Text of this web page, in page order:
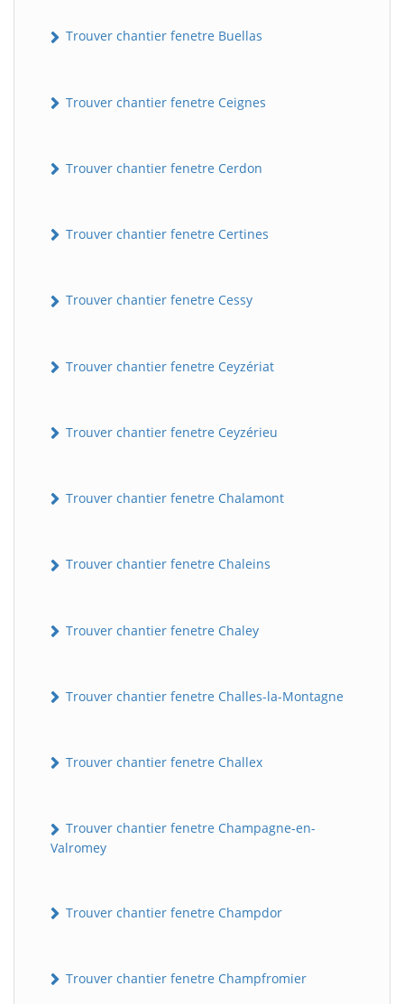
Trouver chantier fenetre Buellas
Trouver chantier fenetre Ceignes
Trouver chantier fenetre Cerdon
Trouver chantier fenetre Certines
Trouver chantier fenetre Cessy
Trouver chantier fenetre Ceyzériat
Trouver chantier fenetre Ceyzérieu
Trouver chantier fenetre Chalamont
Trouver chantier fenetre Chaleins
Trouver chantier fenetre Chaley
Trouver chantier fenetre Challes-la-Montagne
Trouver chantier fenetre Challex
Trouver chantier fenetre Champagne-en-
Valromey
Trouver chantier fenetre Champdor
Trouver chantier fenetre Champfromier